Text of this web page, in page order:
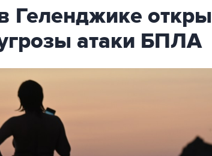
Геленджике
атаки БПЛА